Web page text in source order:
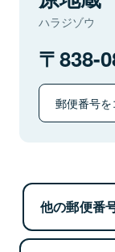
ハラジゾウ
838-
郵便番号
他の郵便番